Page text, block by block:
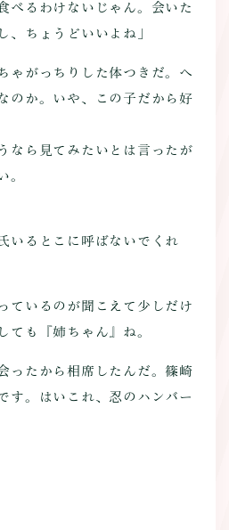
べるわけないじゃん。会いた
、ちょうどいいよね」
ゃがっちりした体つきだ。へ
のか。いや、この子だから好
なら見てみたいとは言ったが
。
いるとこに呼ばないでくれ
ているのが聞こえて少しだけ
ても『姉ちゃん』ね。
ったから相席したんだ。篠崎
す。はいこれ、忍のハンバー